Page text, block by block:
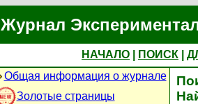
Журнал
НАЧАЛО ПОИСК
Общая информация о журнале
Золотые страницы